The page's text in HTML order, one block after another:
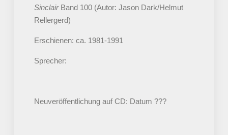
SinclairBand 100 (Autor: Jason Dark/Helmut
Rellergerd)
Erschienen: ca. 1981-1991
Sprecher:
Neuveröffentlichung auf CD: Datum ???